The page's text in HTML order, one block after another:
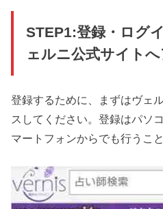
STEP1:登録・ログ
ェルニ公式サイト
登録するために、まずはヴェ
スしてください。登録はパソ
マートフォンからでも行うこ